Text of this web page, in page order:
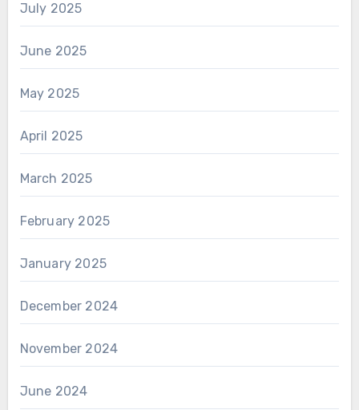
July 2025
June 2025
May 2025
April 2025
March 2025
February 2025
January 2025
December 2024
November 2024
June 2024